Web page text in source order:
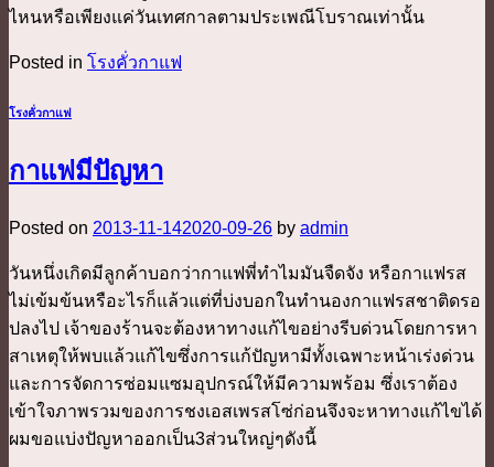
ไหนหรือเพียงแค่วันเทศกาลตามประเพณีโบราณเท่านั้น
Posted in โรงคั่วกาแฟ
โรงคั่วกาแฟ
กาแฟมีปัญหา
Posted on 2013-11-142020-09-26 by admin
วันหนึ่งเกิดมีลูกค้าบอกว่ากาแฟพี่ทำไมมันจืดจัง หรือกาแฟรส
ไม่เข้มข้นหรือะไรก็แล้วแต่ที่บ่งบอกในทำนองกาแฟรสชาติดรอ
ปลงไป เจ้าของร้านจะต้องหาทางแก้ไขอย่างรีบด่วนโดยการหา
สาเหตุให้พบแล้วแก้ไขซึ่งการแก้ปัญหามีทั้งเฉพาะหน้าเร่งด่วน
และการจัดการซ่อมแซมอุปกรณ์ให้มีความพร้อม ซึ่งเราต้อง
เข้าใจภาพรวมของการชงเอสเพรสโซ่ก่อนจึงจะหาทางแก้ไขได้
ผมขอแบ่งปัญหาออกเป็น3ส่วนใหญ่ๆดังนี้